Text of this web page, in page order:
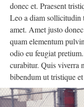
donec et. Praesent
Leo a diam sollicitudin
amet. Amet justo
quam elementum
odio eu feugiat
curabitur. Quis viverra
bibendum ut tristique